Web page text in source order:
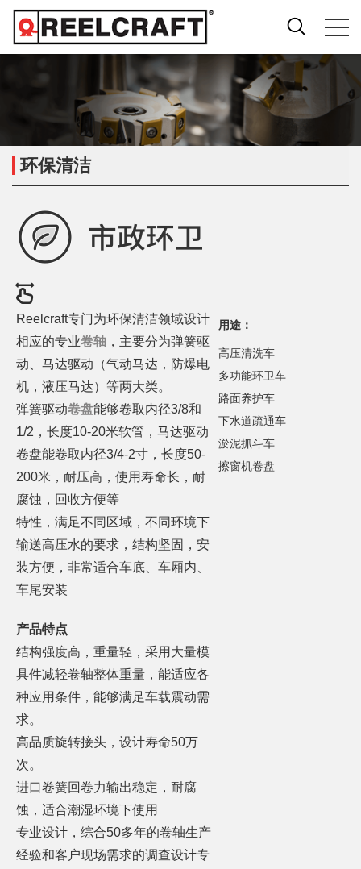
环保清洁
Reelcraft专门为环保清洁领域设计
相应的专业卷轴 ，主要分为弹簧驱
动、马达驱动（气动马达，防爆电
机，液压马达）等两大类。
弹簧驱动卷盘能够卷取内径3/8和
1/2，长度10-20米软管，马达驱动
卷盘能卷取内径3/4-2寸，长度50-
200米，耐压高，使用寿命长，耐
腐蚀，回收方便等
特性，满足不同区域，不同环境下
输送高压水的要求，结构坚固，安
装方便，非常适合车底、车厢内、
车尾安装
产品特点
结构强度高，重量轻，采用大量模
具件减轻卷轴整体重量，能适应各
种应用条件，能够满足车载震动需
求。
高品质旋转接头，设计寿命50万
次。
进口卷簧回卷力输出稳定，耐腐
蚀，适合潮湿环境下使用
专业设计，综合50多年的卷轴生产
经验和客户现场需求的调查设计专
用途：
高压清洗车
多功能环卫车
路面养护车
下水道疏通车
淤泥抓斗车
擦窗机卷盘